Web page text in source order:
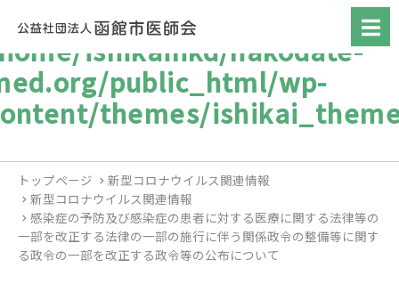
ishikaihkd/hakodate-
public_html/wp-
themes/
トップページ
新型コロナウイルス関連情報
新型コロナウイルス関連情報
感染症の予防及び感染症の患者に対する医療に関する法律等の
一部を改正する法律の一部の施行に伴う関係政令の整備等に関す
る政令の一部を改正する政令等の公布について